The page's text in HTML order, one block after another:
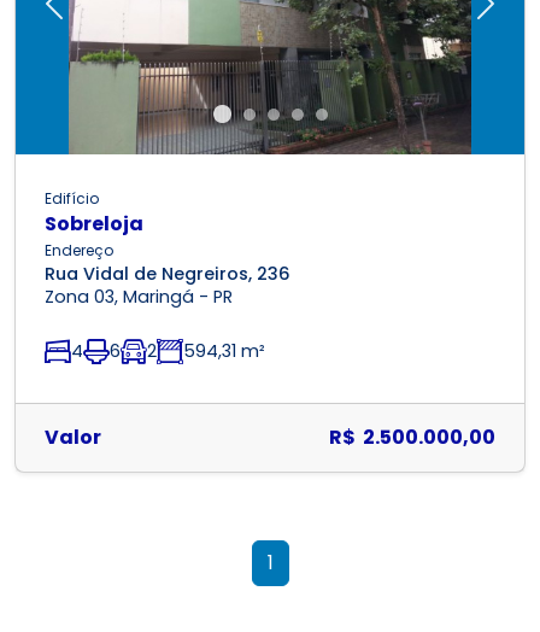
Previous Next
Edifício
Sobreloja
Endereço
Rua Vidal de Negreiros, 236
Zona 03, Maringá - PR
4 6 2 594,31 m²
Valor R$ 2.500.000,00
1